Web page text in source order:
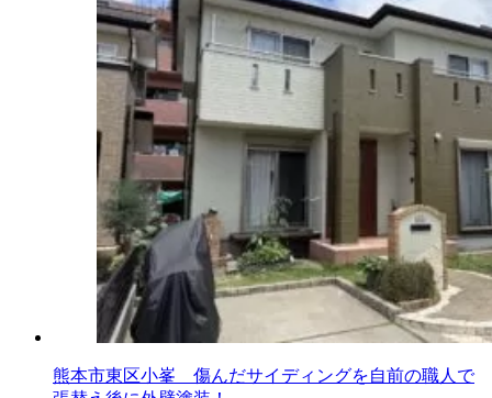
熊本市東区小峯 傷んだサイディングを自前の職人で